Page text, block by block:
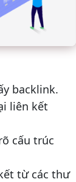
backlink.
liên kết
cấu trúc
từ các thư